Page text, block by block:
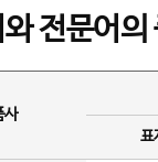
전문어의
사
표